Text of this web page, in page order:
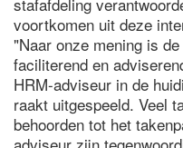
voortkomen uit deze
"Naar onze mening is
faciliterend en
HRM-adviseur in de
raakt uitgespeeld. Veel
behoorden tot het